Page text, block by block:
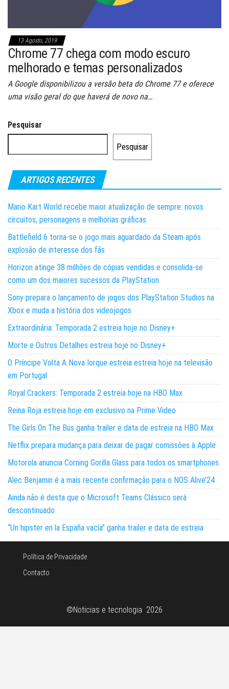
13 Agosto, 2019
Chrome 77 chega com modo escuro
melhorado e temas personalizados
A Google disponibilizou a versão beta do Chrome 77 e oferece
uma visão geral do que haverá de novo na…
Pesquisar
Pesquisar
ARTIGOS RECENTES
Mario Kart World recebe maior atualização de sempre: novos
circuitos, personagens e melhorias gráficas
Battlefield 6 torna-se o jogo mais aguardado da Steam após
explosão de interesse dos fãs
Horizon atinge 38 milhões de cópias vendidas e consolida-se
como um dos maiores sucessos da PlayStation
Sony prepara o lançamento de jogos dos PlayStation Studios na
Xbox e muda a história dos videojogos
Extraordinária: Temporada 2 estreia hoje no Disney+
Morte e Outros Detalhes estreia hoje no Disney+
O Príncipe Volta A Nova Iorque estreia estreia hoje na televisão
em Portugal
Royal Crackers: Temporada 2 estreia hoje na HBO Max
Reina Roja estreia hoje em exclusivo na Prime Video
The Girls On The Bus ganha trailer e data de estreia na HBO Max
Netflix prepara mudança para deixar de pagar comissões à Apple
Motorola anuncia Corning Gorilla Glass para todos os smartphones
Alec Benjamin é a mais recente confirmação para o NOS Alive’24
Ainda não é desta que o Microsoft Teams Clássico será
descontinuado
“Un hipster en la España vacía” ganha trailer e data de estreia
Política de Privacidade
Contacto
©Noticias e tecnologia 2026